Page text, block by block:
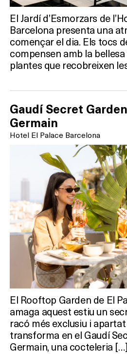
El Jardí d’Esmorzars de
Barcelona presenta una
començar el dia. Els tocs
compensen amb la
plantes que recobreixen
Gaudí Secret
Germain
Hotel El Palace Barcelona
El Rooftop Garden de El
amaga aquest estiu un
racó més exclusiu i
transforma en el Gaudí
Germain, una cocteleria […]